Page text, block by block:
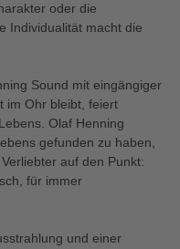
oder die
Individualität macht die
Sound mit eingängiger
im Ohr bleibt, feiert
Olaf Henning
gefunden zu haben,
auf den Punkt:
für immer
und einer